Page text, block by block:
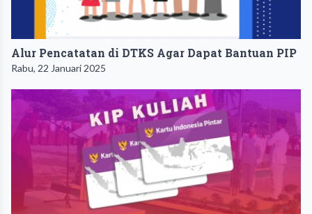
Alur Pencatatan di DTKS Agar Dapat Bantuan PIP
Rabu, 22 Januari 2025